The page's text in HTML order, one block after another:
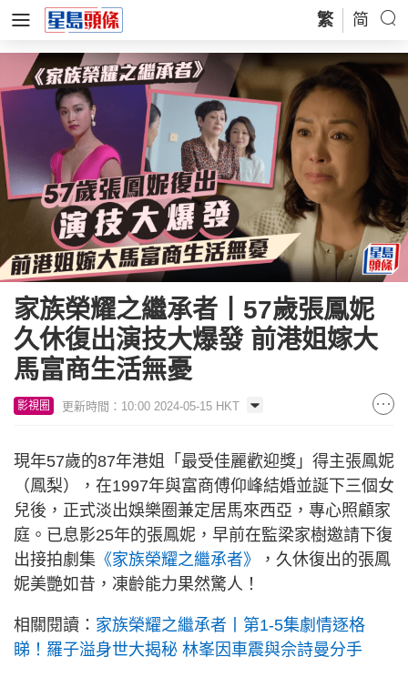
繁 简
家族榮耀之繼承者丨57歲張鳳妮
久休復出演技大爆發 前港姐嫁大
馬富商生活無憂
影視圈 更新時間：10:00 2024-05-15 HKT
現年57歲的87年港姐「最受佳麗歡迎獎」得主張鳳妮
（鳳梨），在1997年與富商傅仰峰結婚並誕下三個女
兒後，正式淡出娛樂圈兼定居馬來西亞，專心照顧家
庭。已息影25年的張鳳妮，早前在監梁家樹邀請下復
出接拍劇集 《家族榮耀之繼承者》
，久休復出的張鳳
妮美艷如昔，凍齡能力果然驚人！
相關閱讀： 家族榮耀之繼承者丨第1-5集劇情逐格
睇！羅子溢身世大揭秘 林峯因車震與佘詩曼分手